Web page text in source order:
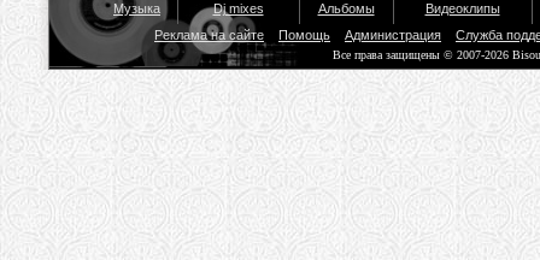
Музыка Dj mixes Альбомы
Видеоклипы
Реклама на сайте
Помощь Администрация Служба
Все права защищены © 2007-2026